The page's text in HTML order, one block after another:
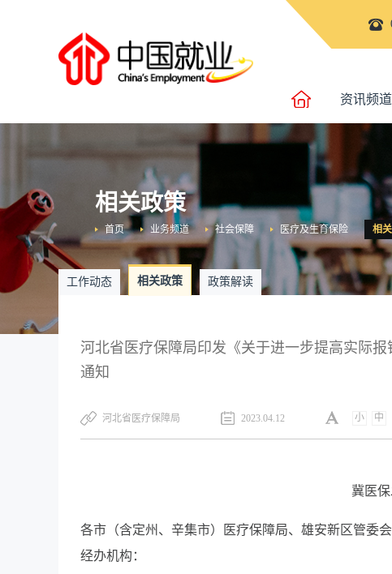
资讯频道
相关政策
相
医疗及生育保险
社会保障
业务频道
首页
工作动态 相关政策 政策解读
河北省医疗保障局印发《关于进一步提高实际
通知
河北省医疗保障局 2023.04.12 小 中
冀医保
各市（含定州、辛集市）医疗保障局、雄安新区管委
经办机构：